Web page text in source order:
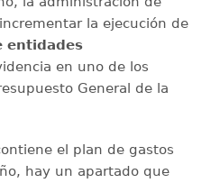
la ejecución de
entidades
en uno de los
General de la
el plan de gastos
hay un apartado que